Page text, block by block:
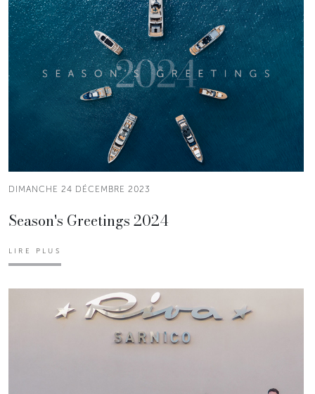
DIMANCHE 24 DÉCEMBRE 2023
Season's Greetings 2024
LIRE PLUS